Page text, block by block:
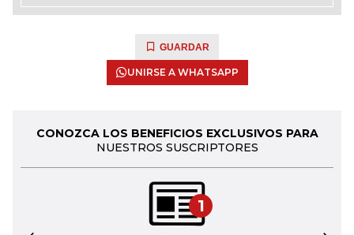
GUARDAR
UNIRSE A WHATSAPP
CONOZCA LOS BENEFICIOS EXCLUSIVOS PARA
NUESTROS SUSCRIPTORES
1